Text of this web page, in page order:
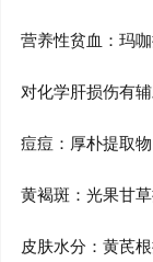
营养性贫血：玛
对化学肝损伤有
痘痘：厚朴提取
黄褐斑：光果甘
皮肤水分：黄芪